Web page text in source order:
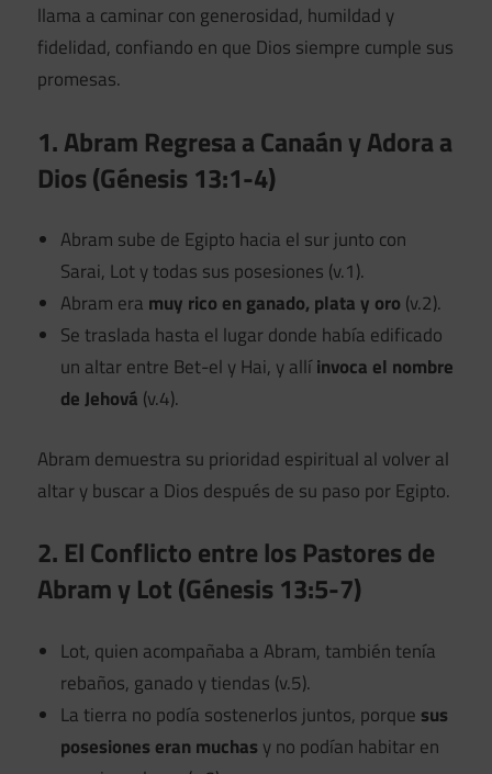
llama a caminar con generosidad, humildad y
fidelidad, confiando en que Dios siempre cumple sus
promesas.
1. Abram Regresa a Canaán y Adora a
Dios (Génesis 13:1-4)
Abram sube de Egipto hacia el sur junto con
Sarai, Lot y todas sus posesiones (v.1).
Abram era muy rico en ganado, plata y oro (v.2).
Se traslada hasta el lugar donde había edificado
un altar entre Bet-el y Hai, y allíinvoca el nombre
de Jehová (v.4).
Abram demuestra su prioridad espiritual al volver al
altar y buscar a Dios después de su paso por Egipto.
2. El Conflicto entre los Pastores de
Abram y Lot (Génesis 13:5-7)
Lot, quien acompañaba a Abram, también tenía
rebaños, ganado y tiendas (v.5).
La tierra no podía sostenerlos juntos, porque sus
posesiones eran muchas y no podían habitar en